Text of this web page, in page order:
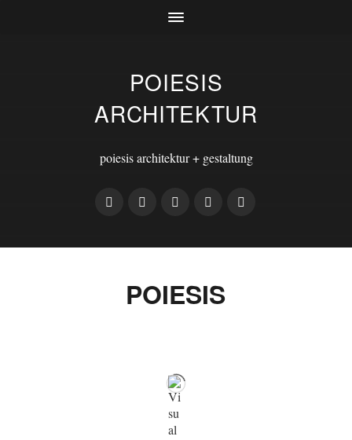
POIESIS
ARCHITEKTUR
poiesis architektur + gestaltung
POIESIS